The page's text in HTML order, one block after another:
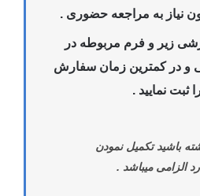
نیاز به مراجعه حضوری .
زیر و فرم مربوطه در
و در کمترین زمان سفارش
ثبت نمایید .
باشید تکمیل نمودن
الزامی میباشد .